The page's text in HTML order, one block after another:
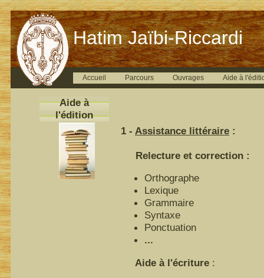
Hatim Jaïbi-Riccardi
Accueil Parcours Ouvrages Aide à
Aide à
l'édition
1 - Assistance littéraire :
Relecture et correction :
Orthographe
Lexique
Grammaire
Syntaxe
Ponctuation
...
Aide à l'écriture :